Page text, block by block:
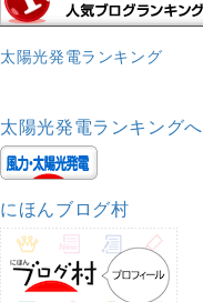
太陽光発電ランキング
太陽光発電ランキングへ
にほんブログ村